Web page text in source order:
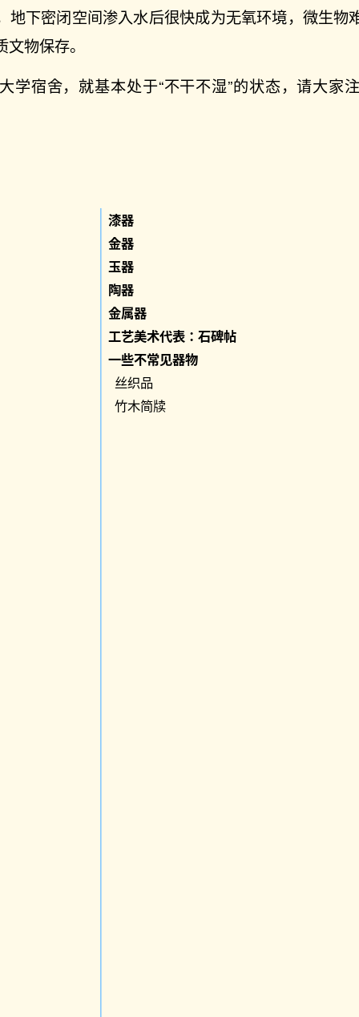
地下密闭空间渗入水后很快成为无氧环境，微生物
物保存。
学宿舍，就基本处于“不干不湿”的状态，请大家
漆器
金器
玉器
陶器
金属器
工艺美术代表：石碑帖
一些不常见器物
丝织品
竹木简牍